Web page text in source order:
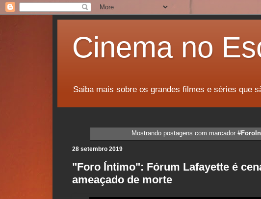
Cinema no
Saiba mais sobre os grandes filmes e séries que
Mostrando postagens com marcador
28 setembro 2019
"Foro Íntimo": Fórum Lafayette é
ameaçado de morte